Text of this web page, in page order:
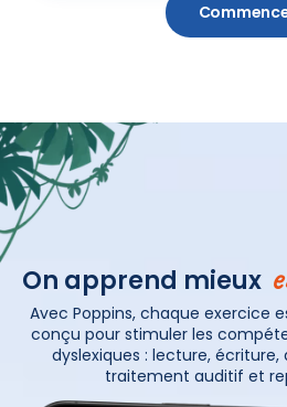
On apprend mieux
Avec Poppins, chaque exercice
conçu pour stimuler les
dyslexiques : lecture,
traitement auditif et